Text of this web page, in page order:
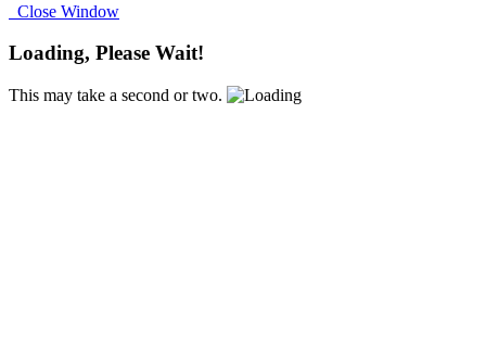
Close Window
Loading, Please Wait!
This may take a second or two.